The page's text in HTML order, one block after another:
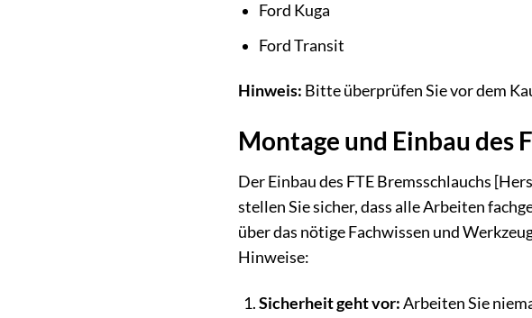
Ford Kuga
Ford Transit
Hinweis: Bitte überprüfen Sie vor dem
Montage und Einbau des
Der Einbau des FTE Bremsschlauchs
stellen Sie sicher, dass alle Arbeiten
über das nötige Fachwissen und
Hinweise:
Sicherheit geht vor:Arbeiten Sie